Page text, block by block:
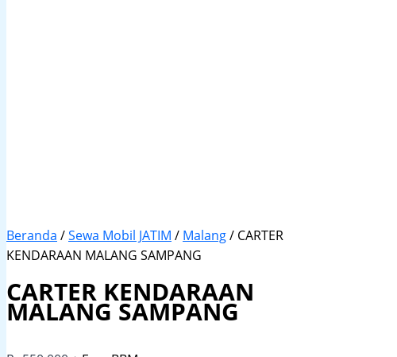
Beranda /Sewa Mobil JATIM / Malang/ CARTER
KENDARAAN MALANG SAMPANG
CARTER KENDARAAN
MALANG SAMPANG